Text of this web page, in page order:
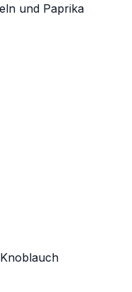
und Paprika